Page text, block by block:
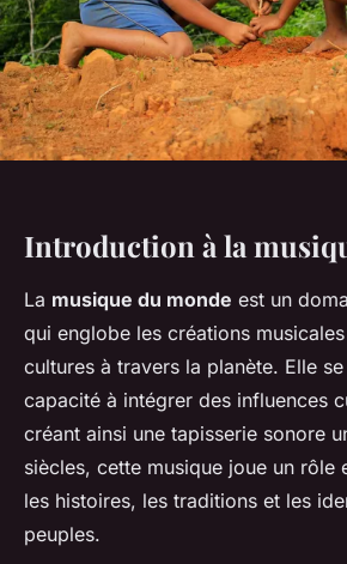
Introduction à la
La musique du monde est un
qui englobe les créations
cultures à travers la planète. Elle
capacité à intégrer des influences
créant ainsi une tapisserie sonore
siècles, cette musique joue un rôle
les histoires, les traditions et les
peuples.